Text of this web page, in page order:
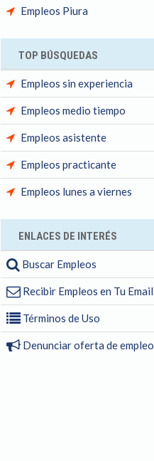
Empleos Piura
TOP BÚSQUEDAS
Empleos sin experiencia
Empleos medio tiempo
Empleos asistente
Empleos practicante
Empleos lunes a viernes
ENLACES DE INTERÉS
Buscar Empleos
Recibir Empleos en Tu Email
Términos de Uso
Denunciar oferta de empleo